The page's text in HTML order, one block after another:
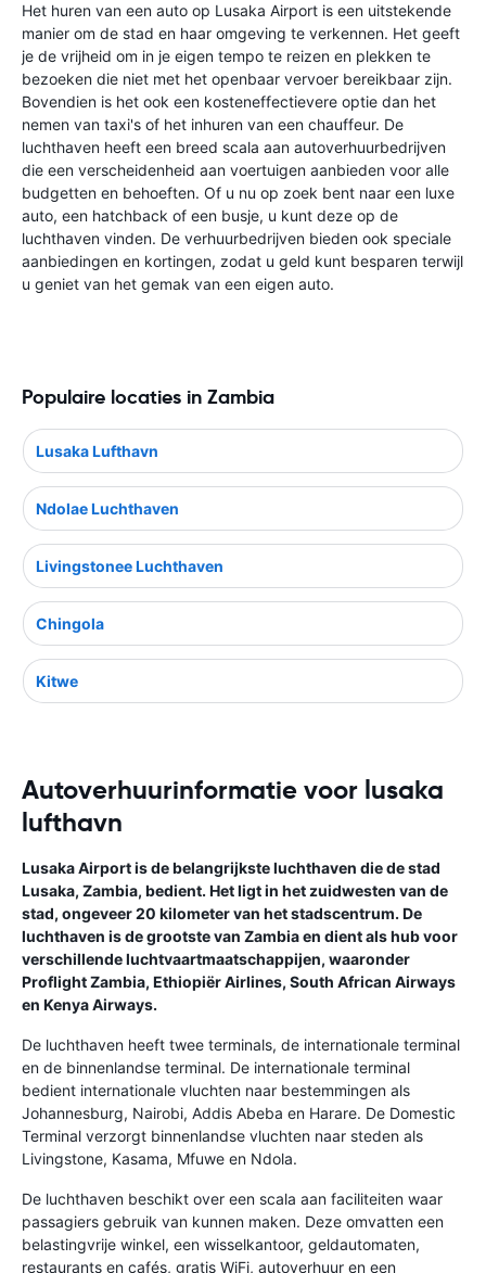
Het huren van een auto op Lusaka Airport is een uitstekende
manier om de stad en haar omgeving te verkennen. Het geeft
je de vrijheid om in je eigen tempo te reizen en plekken te
bezoeken die niet met het openbaar vervoer bereikbaar zijn.
Bovendien is het ook een kosteneffectievere optie dan het
nemen van taxi's of het inhuren van een chauffeur. De
luchthaven heeft een breed scala aan autoverhuurbedrijven
die een verscheidenheid aan voertuigen aanbieden voor alle
budgetten en behoeften. Of u nu op zoek bent naar een luxe
auto, een hatchback of een busje, u kunt deze op de
luchthaven vinden. De verhuurbedrijven bieden ook speciale
aanbiedingen en kortingen, zodat u geld kunt besparen terwijl
u geniet van het gemak van een eigen auto.
Populaire locaties in Zambia
Lusaka Lufthavn
Ndolae Luchthaven
Livingstonee Luchthaven
Chingola
Kitwe
Autoverhuurinformatie voor lusaka
lufthavn
Lusaka Airport is de belangrijkste luchthaven die de stad
Lusaka, Zambia, bedient. Het ligt in het zuidwesten van de
stad, ongeveer 20 kilometer van het stadscentrum. De
luchthaven is de grootste van Zambia en dient als hub voor
verschillende luchtvaartmaatschappijen, waaronder
Proflight Zambia, Ethiopiër Airlines, South African Airways
en Kenya Airways.
De luchthaven heeft twee terminals, de internationale terminal
en de binnenlandse terminal. De internationale terminal
bedient internationale vluchten naar bestemmingen als
Johannesburg, Nairobi, Addis Abeba en Harare. De Domestic
Terminal verzorgt binnenlandse vluchten naar steden als
Livingstone, Kasama, Mfuwe en Ndola.
De luchthaven beschikt over een scala aan faciliteiten waar
passagiers gebruik van kunnen maken. Deze omvatten een
belastingvrije winkel, een wisselkantoor, geldautomaten,
restaurants en cafés, gratis WiFi, autoverhuur en een